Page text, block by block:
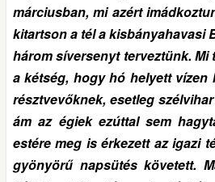
márciusban, mi azért
kitartson a tél a kisbányahavasi
három síversenyt terveztünk. Mi
a kétség, hogy hó helyett vízen
résztvevőknek, esetleg
ám az égiek ezúttal sem
estére meg is érkezett az igazi
gyönyörű napsütés követett.